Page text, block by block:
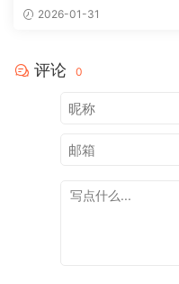
2026-01-31
评论 0